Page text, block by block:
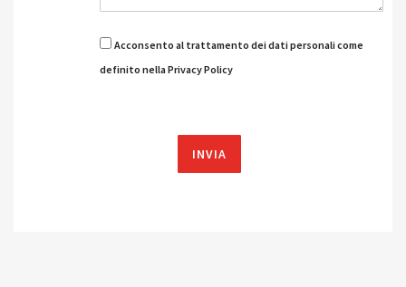
Acconsento al trattamento dei dati personali come
definito nella Privacy Policy